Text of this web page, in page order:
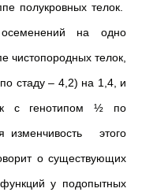
полукровных телок.
осеменений на одно
чистопородных телок,
стаду – 4,2) на 1,4, и
с генотипом ½ по
изменчивость этого
о существующих
у подопытных